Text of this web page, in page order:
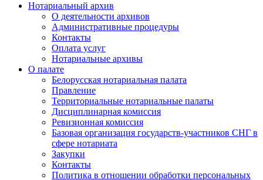
Нотариальный архив
О деятельности архивов
Административные процедуры
Контакты
Оплата услуг
Нотариальные архивы
О палате
Белорусская нотариальная палата
Правление
Территориальные нотариальные палаты
Дисциплинарная комиссия
Ревизионная комиссия
Базовая организация государств-участников СНГ в
сфере нотариата
Закупки
Контакты
Политика в отношении обработки персональных